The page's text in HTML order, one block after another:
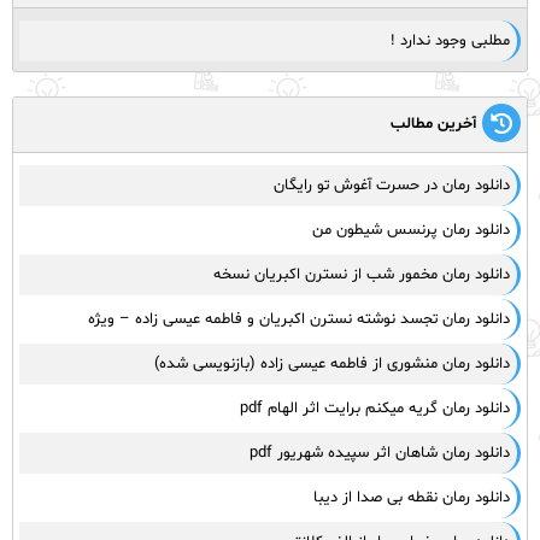
مطلبی وجود ندارد !
آخرین مطالب
دانلود رمان در حسرت آغوش تو رایگان
دانلود رمان پرنسس شیطون من
دانلود رمان مخمور شب از نسترن اکبریان نسخه
دانلود رمان تجسد نوشته نسترن اکبریان و فاطمه عیسی زاده – ویژه
دانلود رمان منشوری از فاطمه عیسی زاده (بازنویسی شده)
دانلود رمان گریه میکنم برایت اثر الهام pdf
دانلود رمان شاهان اثر سپیده شهریور pdf
دانلود رمان نقطه بی صدا از دیبا